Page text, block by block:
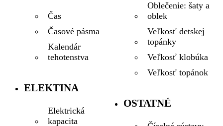
Čas
Časové pásma
Kalendár
tehotenstva
ELEKTINA
Elektrická
kapacita
Oblečenie: šaty a
oblek
Veľkosť detskej
topánky
Veľkosť klobúka
Veľkosť topánok
OSTATNÉ